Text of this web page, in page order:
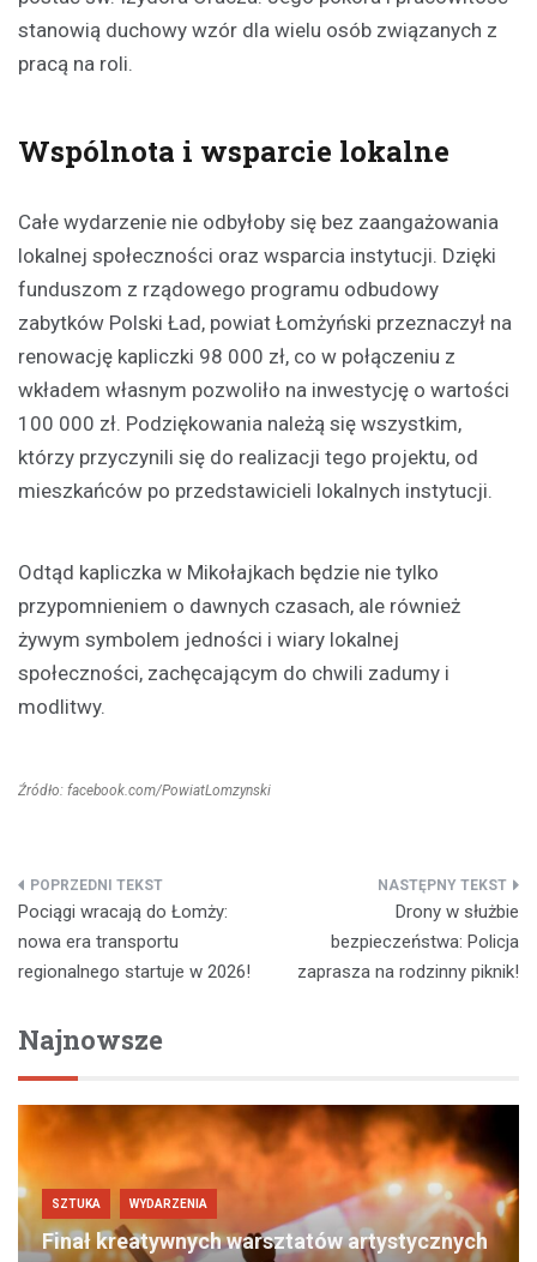
stanowią duchowy wzór dla wielu osób związanych z
pracą na roli.
Wspólnota i wsparcie lokalne
Całe wydarzenie nie odbyłoby się bez zaangażowania
lokalnej społeczności oraz wsparcia instytucji. Dzięki
funduszom z rządowego programu odbudowy
zabytków Polski Ład, powiat Łomżyński przeznaczył na
renowację kapliczki 98 000 zł, co w połączeniu z
wkładem własnym pozwoliło na inwestycję o wartości
100 000 zł. Podziękowania należą się wszystkim,
którzy przyczynili się do realizacji tego projektu, od
mieszkańców po przedstawicieli lokalnych instytucji.
Odtąd kapliczka w Mikołajkach będzie nie tylko
przypomnieniem o dawnych czasach, ale również
żywym symbolem jedności i wiary lokalnej
społeczności, zachęcającym do chwili zadumy i
modlitwy.
Źródło: facebook.com/PowiatLomzynski
Nawigacja
wpisu
Pociągi wracają do Łomży:
nowa era transportu
regionalnego startuje w 2026!
Drony w służbie
bezpieczeństwa: Policja
zaprasza na rodzinny piknik!
Najnowsze
SZTUKA WYDARZENIA
Finał kreatywnych warsztatów artystycznych